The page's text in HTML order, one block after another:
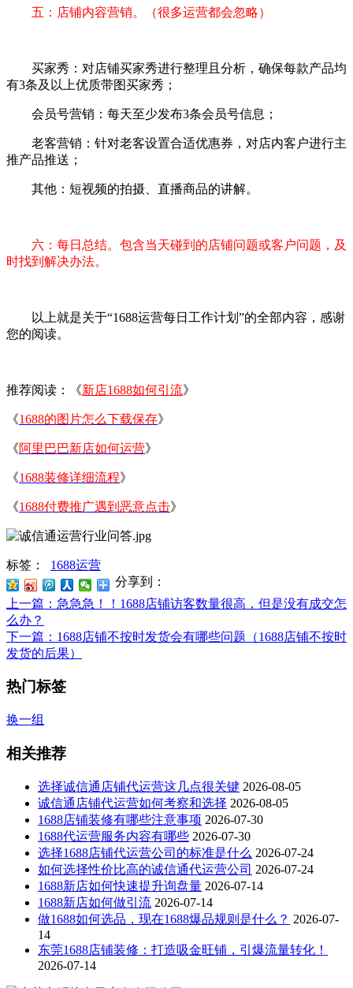
五：店铺内容营销。（很多运营都会忽略）
买家秀：对店铺买家秀进行整理且分析，确保每款产品均
有3条及以上优质带图买家秀；
会员号营销：每天至少发布3条会员号信息；
老客营销：针对老客设置合适优惠券，对店内客户进行主
推产品推送；
其他：短视频的拍摄、直播商品的讲解。
六：每日总结。包含当天碰到的店铺问题或客户问题，及
时找到解决办法。
以上就是关于“1688运营每日工作计划”的全部内容，感谢
您的阅读。
推荐阅读：《新店1688如何引流》
《1688的图片怎么下载保存》
《阿里巴巴新店如何运营》
《1688装修详细流程》
《1688付费推广遇到恶意点击》
标签： 1688运营
分享到：
上一篇 ：急急急！！1688店铺访客数量很高，但是没有成交怎
么办？
下一篇 ：1688店铺不按时发货会有哪些问题（1688店铺不按时
发货的后果）
热门标签
换一组
相关推荐
选择诚信通店铺代运营这几点很关键 2026-08-05
诚信通店铺代运营如何考察和选择 2026-08-05
1688店铺装修有哪些注意事项 2026-07-30
1688代运营服务内容有哪些 2026-07-30
选择1688店铺代运营公司的标准是什么 2026-07-24
如何选择性价比高的诚信通代运营公司 2026-07-24
1688新店如何快速提升询盘量 2026-07-14
1688新店如何做引流 2026-07-14
做1688如何选品，现在1688爆品规则是什么？ 2026-07-
14
东莞1688店铺装修：打造吸金旺铺，引爆流量转化！
2026-07-14